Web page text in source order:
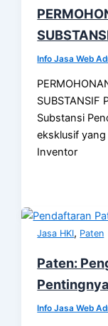
Info Jasa Web
SUBSTANSIF
Substansi
eksklusif
Inventor
Jasa HKI, Paten
Paten:
Info Jasa Web